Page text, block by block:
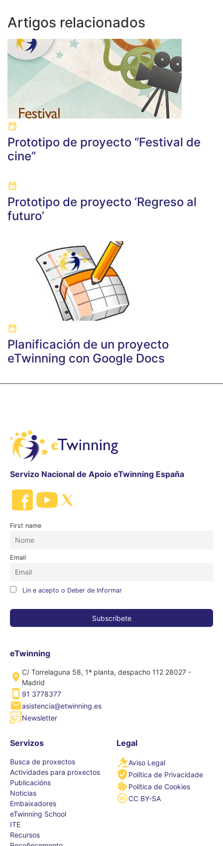
Artigos relacionados
Prototipo de proyecto “Festival de
cine”
Prototipo de proyecto ‘Regreso al
futuro’
Planificación de un proyecto
eTwinning con Google Docs
Servizo Nacional de Apoio eTwinning España
First name
Email
Lin e acepto o Deber de Informar
eTwinning
C/ Torrelaguna 58, 1ª planta, despacho 112 28027 -
Madrid
91 3778377
asistencia@etwinning.es
Newsletter
Servizos
Busca de proxectos
Actividades para proxectos
Publicacións
Noticias
Embaixadores
eTwinning School
ITE
Recursos
Legal
Aviso Legal
Política de Privacidade
Política de Cookies
CC BY-SA